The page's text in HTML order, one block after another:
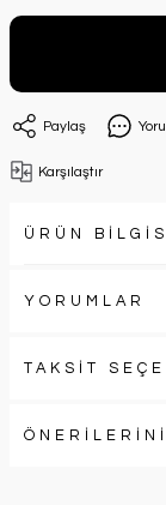
Paylaş
Karşılaştır
ÜRÜN
YORUMLAR
TAKSİT